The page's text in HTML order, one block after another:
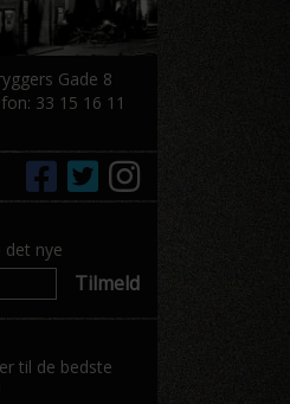
Gade 8
33 15 16 11
nye
Tilmeld
til de bedste